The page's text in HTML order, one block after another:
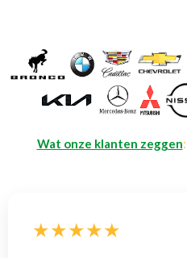
Wat onze klanten zeggen
★★★★★